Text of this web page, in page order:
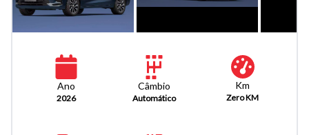
Ano
2026
Câmbio
Automático
Km
Zero KM